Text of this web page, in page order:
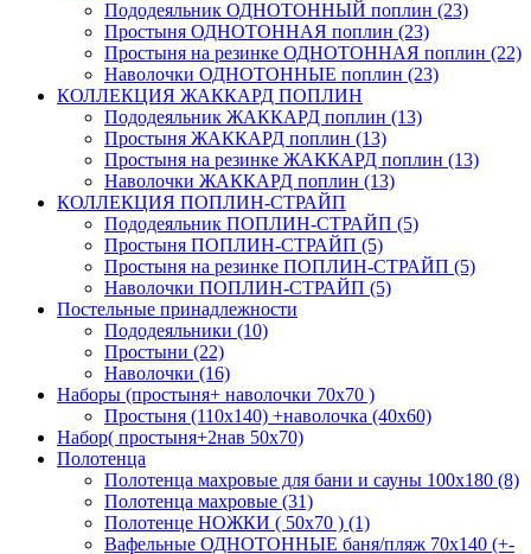
Пододеяльник ОДНОТОННЫЙ поплин (23)
Простыня ОДНОТОННАЯ поплин (23)
Простыня на резинке ОДНОТОННАЯ поплин (22)
Наволочки ОДНОТОННЫЕ поплин (23)
КОЛЛЕКЦИЯ ЖАККАРД ПОПЛИН
Пододеяльник ЖАККАРД поплин (13)
Простыня ЖАККАРД поплин (13)
Простыня на резинке ЖАККАРД поплин (13)
Наволочки ЖАККАРД поплин (13)
КОЛЛЕКЦИЯ ПОПЛИН-СТРАЙП
Пододеяльник ПОПЛИН-СТРАЙП (5)
Простыня ПОПЛИН-СТРАЙП (5)
Простыня на резинке ПОПЛИН-СТРАЙП (5)
Наволочки ПОПЛИН-СТРАЙП (5)
Постельные принадлежности
Пододеяльники (10)
Простыни (22)
Наволочки (16)
Наборы (простыня+ наволочки 70х70 )
Простыня (110х140) +наволочка (40х60)
Набор( простыня+2нав 50х70)
Полотенца
Полотенца махровые для бани и сауны 100х180 (8)
Полотенца махровые (31)
Полотенце НОЖКИ ( 50х70 ) (1)
Вафельные ОДНОТОННЫЕ баня/пляж 70х140 (+-